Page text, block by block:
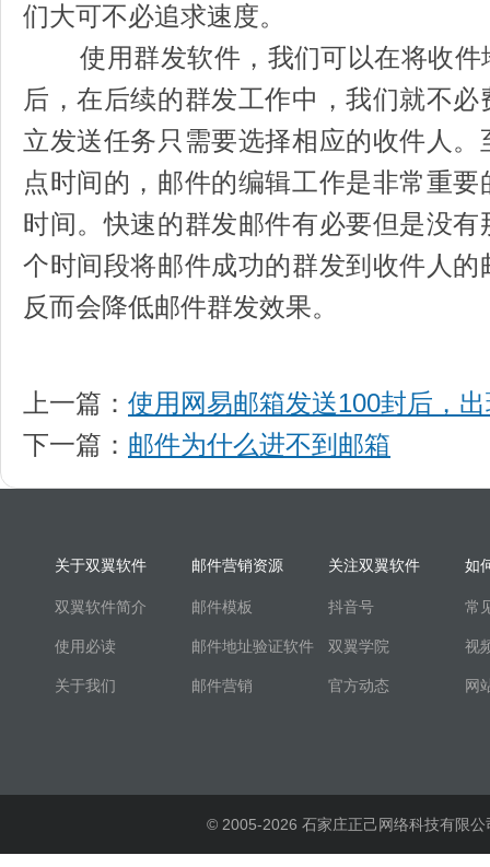
们大可不必追求速度。
使用群发软件，我们可以在将收件
后，在后续的群发工作中，我们就不
立发送任务只需要选择相应的收件人
点时间的，邮件的编辑工作是非常重
时间。快速的群发邮件有必要但是没
个时间段将邮件成功的群发到收件人
反而会降低邮件群发效果。
上一篇： 使用网易邮箱发送100封后，
下一篇： 邮件为什么进不到邮箱
关于双翼软件
双翼软件简介
使用必读
关于我们
邮件营销资源
邮件模板
邮件地址验证软件
邮件营销
关注双翼软件
抖音号
双翼学院
官方动态
如
常
视
网
© 2005-2026 石家庄正己网络科技有限